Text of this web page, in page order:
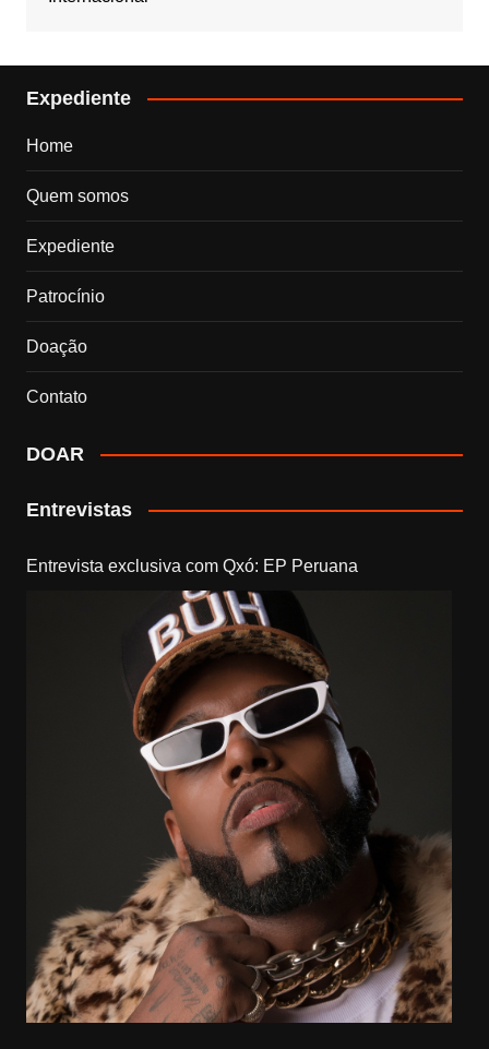
Expediente
Home
Quem somos
Expediente
Patrocínio
Doação
Contato
DOAR
Entrevistas
Entrevista exclusiva com Qxó: EP Peruana